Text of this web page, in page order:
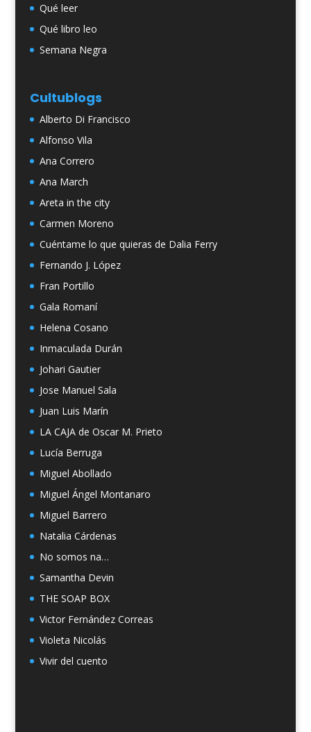
Qué leer
Qué libro leo
Semana Negra
Cultublogs
Alberto Di Francisco
Alfonso Vila
Ana Correro
Ana March
Areta in the city
Carmen Moreno
Cuéntame lo que quieras de Dalia Ferry
Fernando J. López
Fran Portillo
Gala Romaní
Helena Cosano
Inmaculada Durán
Johari Gautier
Jose Manuel Sala
Juan Luis Marín
LA CAJA de Oscar M. Prieto
Lucía Berruga
Miguel Abollado
Miguel Ángel Montanaro
Miguel Barrero
Natalia Cárdenas
No somos na…
Samantha Devin
THE SOAP BOX
Victor Fernández Correas
Violeta Nicolás
Vivir del cuento